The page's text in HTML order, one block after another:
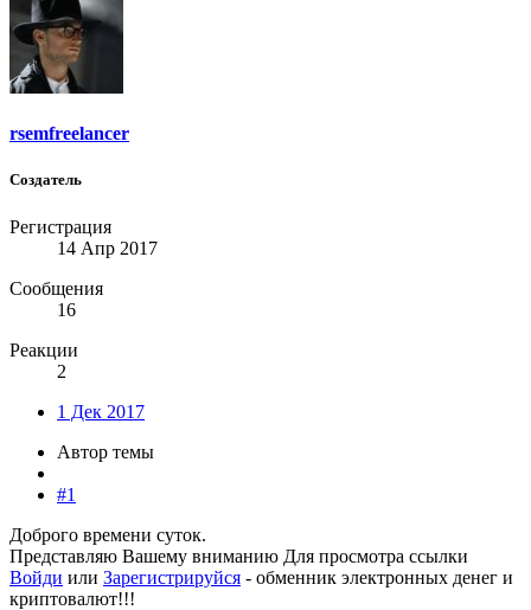
rsemfreelancer
Создатель
Регистрация
14 Апр 2017
Сообщения
16
Реакции
2
1 Дек 2017
Автор темы
#1
Доброго времени суток.
Представляю Вашему вниманию Для просмотра ссылки
Войди или Зарегистрируйся - обменник электронных денег и
криптовалют!!!